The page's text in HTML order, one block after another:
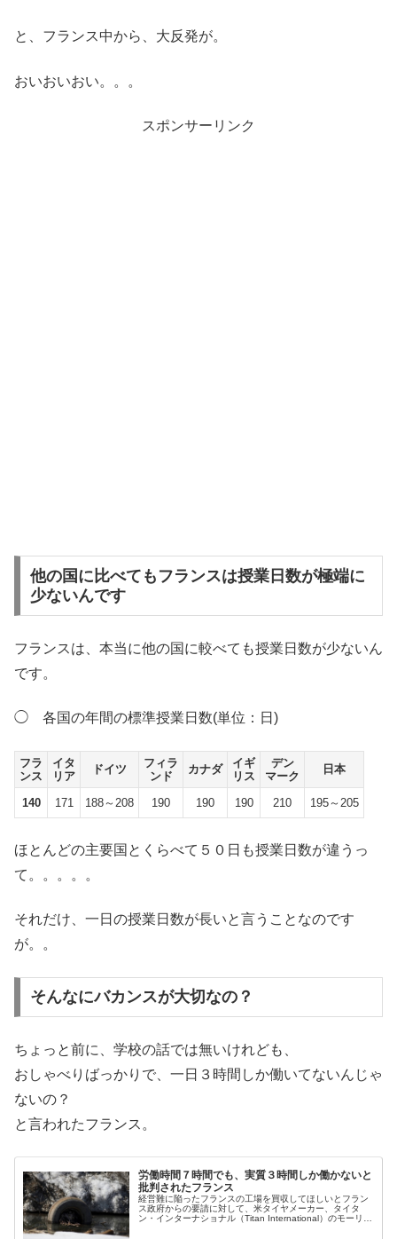
と、フランス中から、大反発が。
おいおいおい。。。
スポンサーリンク
他の国に比べてもフランスは授業日数が極端に
少ないんです
フランスは、本当に他の国に較べても授業日数が少ないん
です。
◯ 各国の年間の標準授業日数(単位：日)
フラ
ンス
イタ
リア
ドイツ
フィラ
ンド
カナダ
イギ
リス
デン
マーク
日本
140 171 188～208 190 190 190 210 195～205
ほとんどの主要国とくらべて５０日も授業日数が違うっ
て。。。。。
それだけ、一日の授業日数が長いと言うことなのです
が。。
そんなにバカンスが大切なの？
ちょっと前に、学校の話では無いけれども、
おしゃべりばっかりで、一日３時間しか働いてないんじゃ
ないの？
と言われたフランス。
労働時間７時間でも、実質３時間しか働かないと
批判されたフランス
経営難に陥ったフランスの工場を買収してほしいとフラン
ス政府からの要請に対して、米タイヤメーカー、タイタ
ン・インターナショナル（Titan International）のモーリ